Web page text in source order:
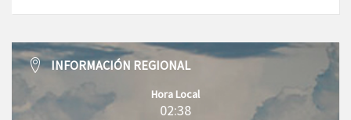
INFORMACIÓN REGIONAL
Hora Local
02:38